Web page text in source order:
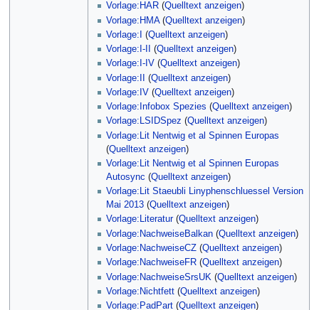
Vorlage:HAR (Quelltext anzeigen)
Vorlage:HMA(Quelltext anzeigen)
Vorlage:I
(Quelltext anzeigen)
Vorlage:I-II
(Quelltext anzeigen)
Vorlage:I-IV (Quelltext anzeigen)
Vorlage:II
(Quelltext anzeigen)
Vorlage:IV (Quelltext anzeigen)
Vorlage:Infobox Spezies (Quelltext anzeigen)
Vorlage:LSIDSpez (Quelltext anzeigen)
Vorlage:Lit Nentwig et al Spinnen Europas
(Quelltext anzeigen)
Vorlage:Lit Nentwig et al Spinnen Europas
Autosync (Quelltext anzeigen)
Vorlage:Lit Staeubli Linyphenschluessel Version
Mai 2013 (Quelltext anzeigen)
Vorlage:Literatur(Quelltext anzeigen)
Vorlage:NachweiseBalkan (Quelltext anzeigen)
Vorlage:NachweiseCZ (Quelltext anzeigen)
Vorlage:NachweiseFR (Quelltext anzeigen)
Vorlage:NachweiseSrsUK (Quelltext anzeigen)
Vorlage:Nichtfett (Quelltext anzeigen)
Vorlage:PadPart (Quelltext anzeigen)